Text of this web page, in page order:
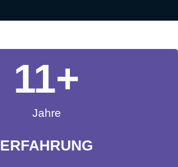
Jahre
ERFAHRUNG
11+